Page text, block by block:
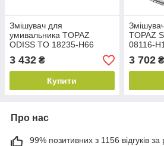
Змішувач для
умивальника TOPAZ
ODISS TO 18235-H66
3 432 ₴
Купити
TOPAZ
08116-
3 702₴
Про нас
99% позитивних з 1156 відгуків за